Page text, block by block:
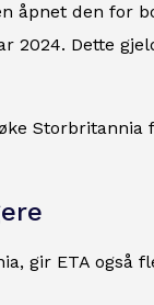
åpnet den for
2024. Dette
Storbritannia
gir ETA også